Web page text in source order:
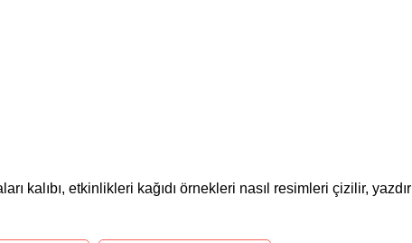
kalıbı, etkinlikleri kağıdı örnekleri nasıl resimleri çizilir, yazdır